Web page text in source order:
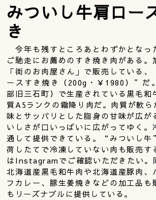
みついし牛肩ロー
き
今年も残すところあとわずかとなっ
ご馳走にお薦めのすき焼き肉がある。
「街のお肉屋さん」で販売している
ースすき焼き（200g・￥1980）”だ
部旧三石町）で生産されている黒毛和
質A5ランクの霜降り肉だ。肉質が軟ら
味とサッパリとした脂身の甘味が広が
いしさが口いっぱいに広がってゆく。
通して提供できている。“みついし
荷したてで冷凍していない肉も販売す
はInstagramでご確認いただきたい。
北海道産黒毛和牛肉や北海道産豚肉、
フカレー、豚生姜焼きなどの加工品も
もリーズナブルに提供している。